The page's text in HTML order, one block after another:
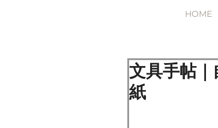
HOME
文具手帖
紙